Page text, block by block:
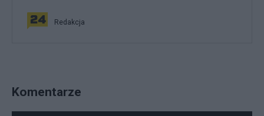
Redakcja
Komentarze